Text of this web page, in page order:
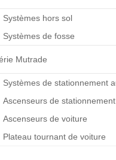
Systèmes hors sol
Systèmes de fosse
Mutrade
Ascenseurs de stationnement
Ascenseurs de voiture
Plateau tournant de voiture